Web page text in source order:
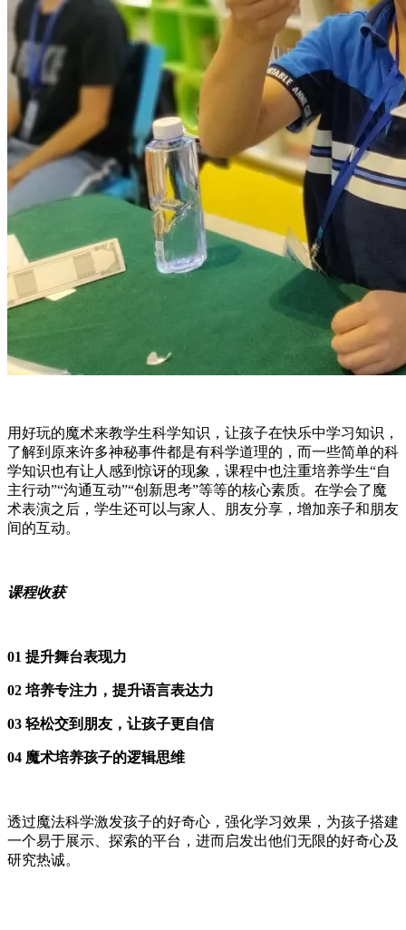
用好玩的魔术来教学生科学知识，让孩子在快乐中学习知识，
了解到原来许多神秘事件都是有科学道理的，而一些简单的科
学知识也有让人感到惊讶的现象，课程中也注重培养学生“自
主行动”“沟通互动”“创新思考”等等的核心素质。在学会了魔
术表演之后，学生还可以与家人、朋友分享，增加亲子和朋友
间的互动。
课程收获
01 提升舞台表现力
02 培养专注力，提升语言表达力
03 轻松交到朋友，让孩子更自信
04 魔术培养孩子的逻辑思维
透过魔法科学激发孩子的好奇心，强化学习效果，为孩子搭建
一个易于展示、探索的平台，进而启发出他们无限的好奇心及
研究热诚。